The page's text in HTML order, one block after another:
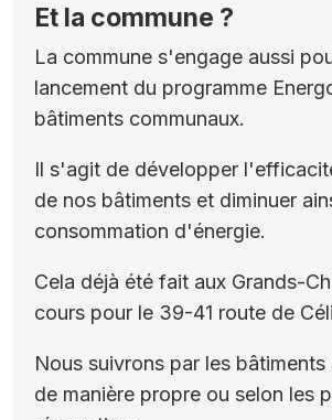
Et la commune ?
La commune s'engage aussi
lancement du programme
bâtiments communaux.
Il s'agit de développer
de nos bâtiments et diminuer
consommation d'énergie.
Cela déjà été fait aux Grands-
cours pour le 39-41 route de
Nous suivrons par les bâtiments
de manière propre ou selon les